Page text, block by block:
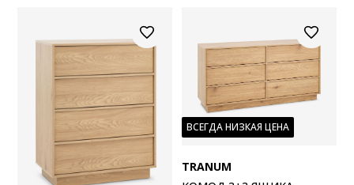
ВСЕГДА НИЗКАЯ ЦЕНА
TRANUM